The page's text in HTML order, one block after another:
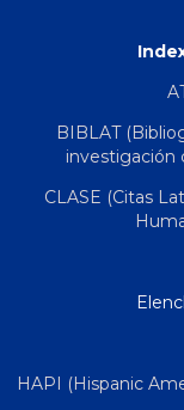
BIBLAT
investigación
CLASE (Citas
HAPI (Hispanic